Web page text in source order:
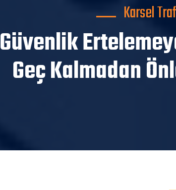
Karsel
Güvenlik
Geç Kalmadan